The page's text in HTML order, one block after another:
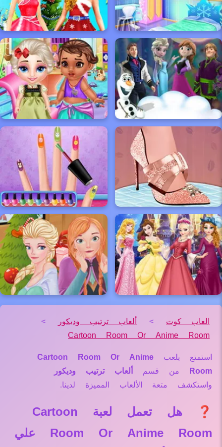
العاب كوت > ألعاب ترتيب وديكور
>
Cartoon Room Or Anime Room
استمتع بلعب Cartoon Room Or Anime
Room من قسم
ألعاب ترتيب وديكور
واستكشف متعة الألعاب المميزة لدينا.
❓ هل تعمل لعبة Cartoon
Room Or Anime Room علي